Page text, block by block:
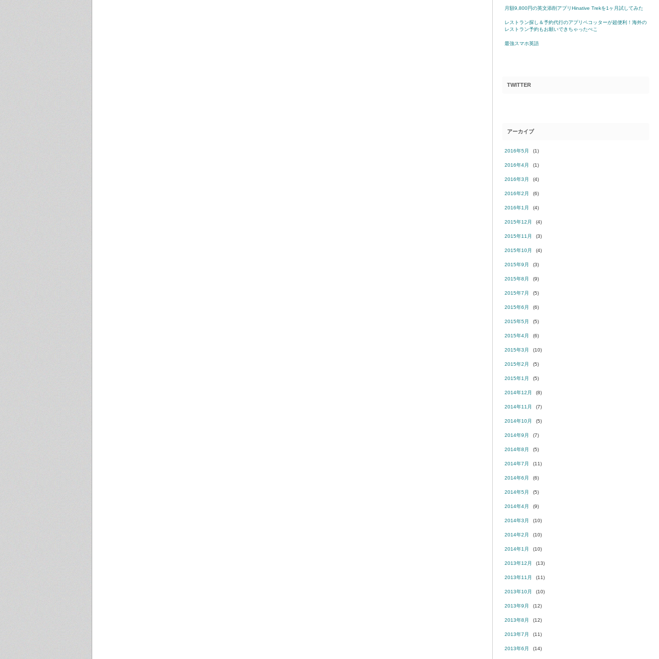
月額9,800円の英文添削アプリHinative Trekを1ヶ月試してみた
レストラン探し＆予約代行のアプリペコッターが超便利！海外の
レストラン予約もお願いできちゃったぺこ
最強スマホ英語
TWITTER
アーカイブ
2016年5月 (1)
2016年4月 (1)
2016年3月 (4)
2016年2月 (6)
2016年1月 (4)
2015年12月 (4)
2015年11月 (3)
2015年10月 (4)
2015年9月 (3)
2015年8月 (9)
2015年7月 (5)
2015年6月 (6)
2015年5月 (5)
2015年4月 (6)
2015年3月 (10)
2015年2月 (5)
2015年1月 (5)
2014年12月 (8)
2014年11月 (7)
2014年10月 (5)
2014年9月 (7)
2014年8月 (5)
2014年7月 (11)
2014年6月 (6)
2014年5月 (5)
2014年4月 (9)
2014年3月 (10)
2014年2月 (10)
2014年1月 (10)
2013年12月 (13)
2013年11月 (11)
2013年10月 (10)
2013年9月 (12)
2013年8月 (12)
2013年7月 (11)
2013年6月 (14)